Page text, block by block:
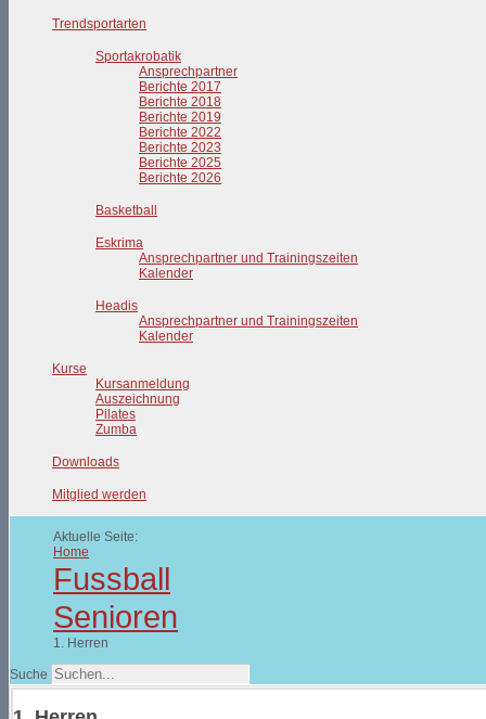
Trendsportarten
Sportakrobatik
Ansprechpartner
Berichte 2017
Berichte 2018
Berichte 2019
Berichte 2022
Berichte 2023
Berichte 2025
Berichte 2026
Basketball
Eskrima
Ansprechpartner und Trainingszeiten
Kalender
Headis
Ansprechpartner und Trainingszeiten
Kalender
Kurse
Kursanmeldung
Auszeichnung
Pilates
Zumba
Downloads
Mitglied werden
Aktuelle Seite:
Home
Fussball
Senioren
1. Herren
Suche